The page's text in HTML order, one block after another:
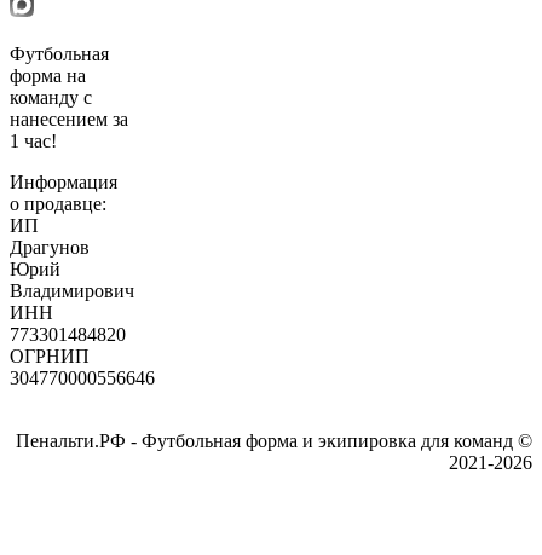
Футбольная
форма на
команду с
нанесением за
1 час!
Информация
о продавце:
ИП
Драгунов
Юрий
Владимирович
ИНН
773301484820
ОГРНИП
304770000556646
Пенальти.РФ - Футбольная форма и экипировка для команд ©
2021-2026